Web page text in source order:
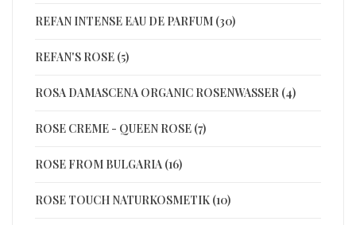
REFAN INTENSE EAU DE PARFUM (30)
REFAN'S ROSE (5)
ROSA DAMASCENA ORGANIC ROSENWASSER (4)
ROSE CREME - QUEEN ROSE (7)
ROSE FROM BULGARIA (16)
ROSE TOUCH NATURKOSMETIK (10)